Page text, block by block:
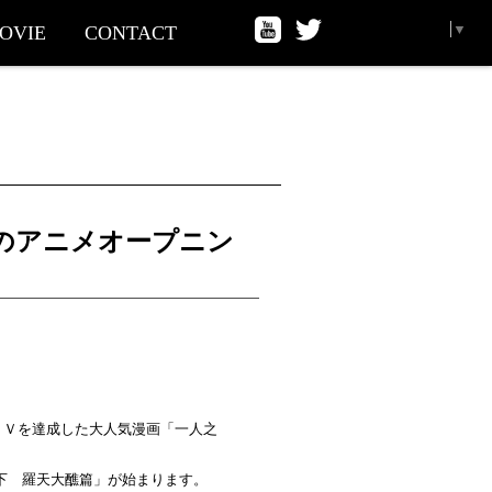
CONTACT ▼
アニメオープニン
を達成した大人気漫画「一人之
羅天大醮篇」が始まります。